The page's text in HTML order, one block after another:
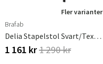
Sverige
Fler varianter
Brafab
Delia Stapelstol Svart/textilene
1 161 kr1 290 kr